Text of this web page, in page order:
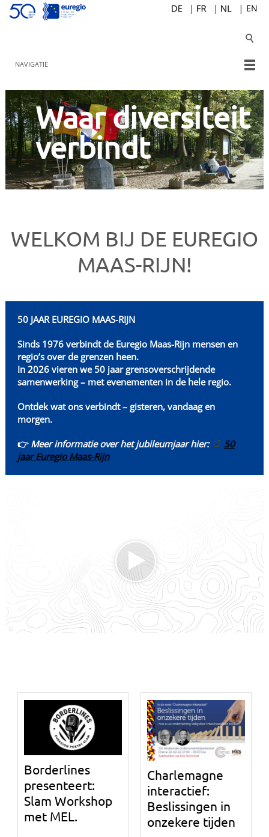
NAVIGATIE
Waar diversiteit
verbindt
WELKOM BIJ DE EUREGIO
MAAS-RIJN!
50 JAAR EUREGIO MAAS-RIJN
Sinds 1976 verbindt de Euregio Maas-Rijn mensen en
regio’s over de grenzen heen.
In 2026 vieren we 50 jaar grensoverschrijdende
samenwerking – met evenementen in de hele regio.
Ontdek wat ons verbindt – gisteren, vandaag en
morgen.
👉 Meer informatie over het jubileumjaar hier:
50
jaar Euregio Maas-Rijn
Borderlines
presenteert:
Slam Workshop
met MEL.
Charlemagne
interactief:
Beslissingen in
onzekere tijden